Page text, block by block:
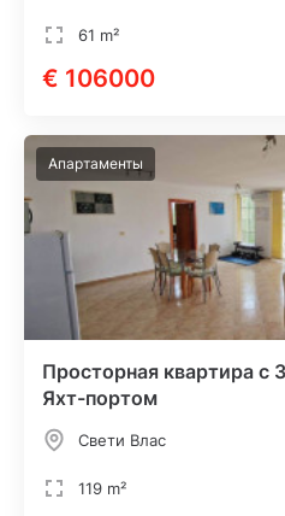
61 m²
€ 106000
Апартаменты
Просторная квартира с
Яхт-портом
Свети Влас
119 m²